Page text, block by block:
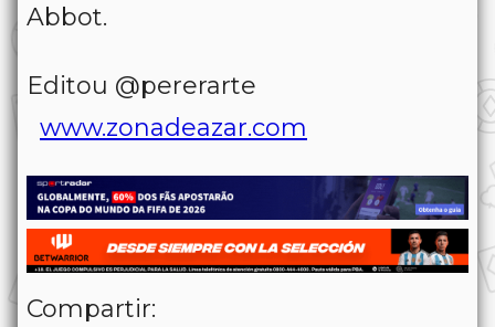
Abbot.
Editou @pererarte
www.zonadeazar.com
Compartir: